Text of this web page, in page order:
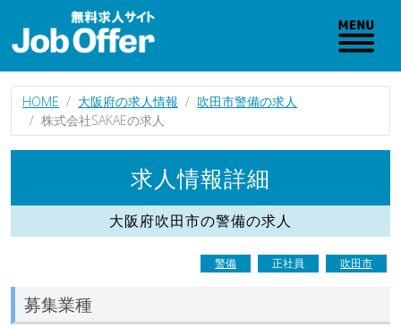
HOME 大阪府の求人情報
吹田市警備の求人
株式会社SAKAEの求人
求人情報詳細
大阪府吹田市の警備の求人
警備 正社員 吹田市
募集業種